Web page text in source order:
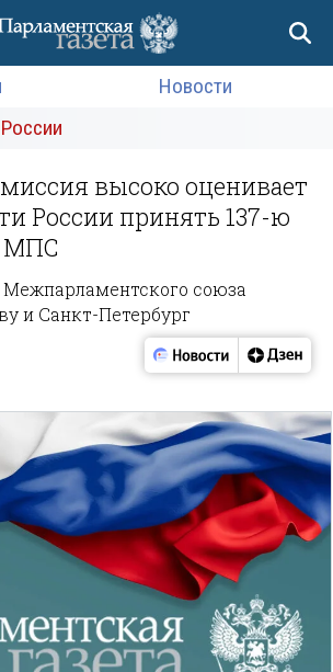
Новости
высоко оценивает
России принять 137-ю
МПС
союза
и Санкт-Петербург